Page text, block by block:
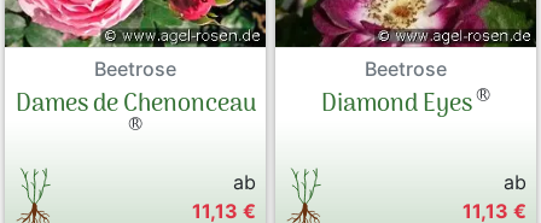
Beetrose
Dames de Chenonceau
®
ab
11,13 €
Beetrose
Diamond Eyes®
ab
11,13 €